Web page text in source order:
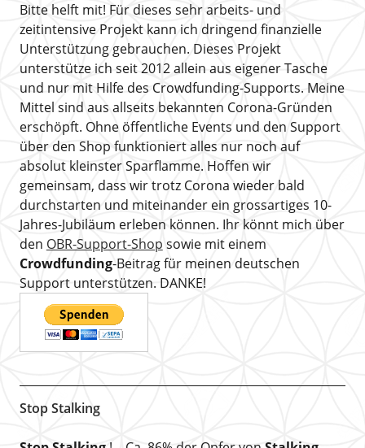
Bitte helft mit! Für dieses sehr arbeits- und
zeitintensive Projekt kann ich dringend finanzielle
Unterstützung gebrauchen. Dieses Projekt
unterstütze ich seit 2012 allein aus eigener Tasche
und nur mit Hilfe des Crowdfunding-Supports. Meine
Mittel sind aus allseits bekannten Corona-Gründen
erschöpft. Ohne öffentliche Events und den Support
über den Shop funktioniert alles nur noch auf
absolut kleinster Sparflamme. Hoffen wir
gemeinsam, dass wir trotz Corona wieder bald
durchstarten und miteinander ein grossartiges 10-
Jahres-Jubiläum erleben können. Ihr könnt mich über
den OBR-Support-Shop sowie mit einem
Crowdfunding-Beitrag für meinen deutschen
Support unterstützen. DANKE!
Stop Stalking